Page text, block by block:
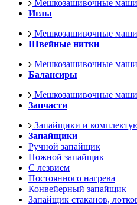
Мешкозашивочные
Иглы
Мешкозашивочные
Швейные нитки
Мешкозашивочные
Балансиры
Мешкозашивочные
Запчасти
Запайщики и
Запайщики
Ручной запайщик
Ножной запайщик
С лезвием
Постоянного нагрева
Конвейерный запайщик
Запайщик стаканов,